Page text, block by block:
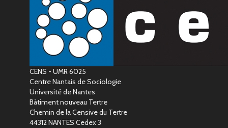
CENS - UMR 6025
Centre Nantais de Sociologie
Université de Nantes
Bàtiment nouveau Tertre
Chemin de la Censive du Tertre
44312 NANTES Cedex 3